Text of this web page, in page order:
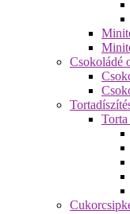
Csokoládé